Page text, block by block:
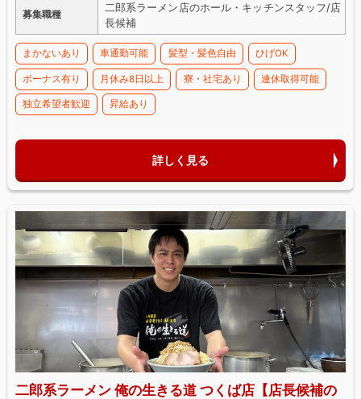
募集職種
二郎系ラーメン店のホール・キッチンスタッフ/店
長候補
まかないあり 車通勤可能 髪型・髪色自由 ひげOK
ボーナス有り 月休み8日以上 寮・社宅あり 連休取得可能
独立希望者歓迎 昇給あり
詳しく見る
二郎系ラーメン 俺の生きる道 つくば店【店長候補の